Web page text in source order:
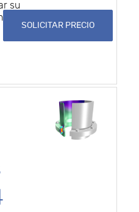
su
SOLICITAR PRECIO